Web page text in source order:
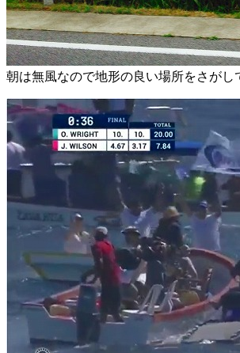
朝は無風なので地形の良い場所をさがし